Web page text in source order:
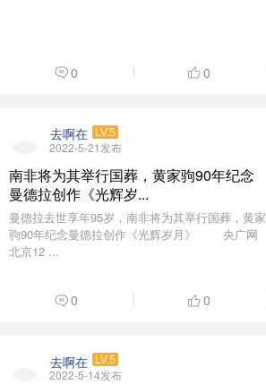
0 0
去啊在 LV.5
2022-5-21发布
南非将为其举行国葬，黄家驹90年纪念
曼德拉创作《光辉岁...
曼德拉去世享年95岁，南非将为其举行国葬，黄家
驹90年纪念曼德拉创作《光辉岁月》 央广网
北京12 ...
0 0
去啊在 LV.5
2022-5-14发布